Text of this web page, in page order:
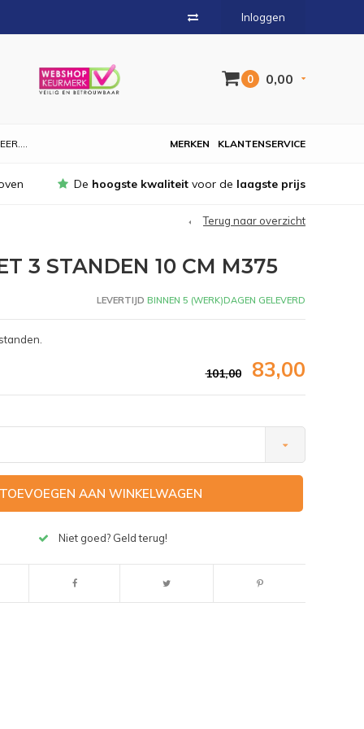
Inloggen
0 0,00
KLANTENSERVICE
MERKEN
De hoogste kwaliteit voor de laagste prijs
Terug naar overzicht
3 STANDEN 10 CM M375
LEVERTIJD BINNEN 5 (WERK)DAGEN GELEVERD
101,00 83,00
AAN WINKELWAGEN
Niet goed? Geld terug!